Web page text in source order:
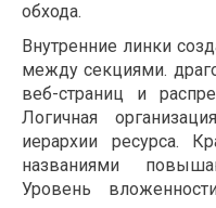
обхода.
Внутренние линки
между секциями.
веб-страниц и
Логичная
иерархии ресурса.
названиями
Уровень